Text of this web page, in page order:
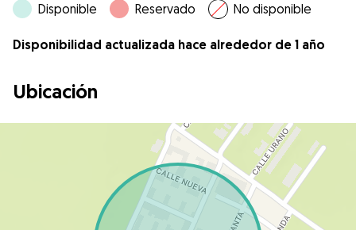
Disponible Reservado No disponible
Disponibilidad actualizada hace alrededor de 1 año
Ubicación